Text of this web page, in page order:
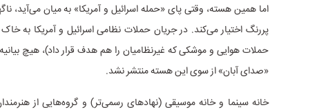
اما همین هسته، وقتی پای «حمله اسرائیل و آمریکا» به میان
حملات هوایی و موشکی که غیرنظامیان را هم هدف قرار داد)، هیچ
«صدای آبان» از سوی این هسته منتشر نشد.
خانه سینما و خانه موسیقی (نهادهای رسمی‌تر) و گروه‌هایی از